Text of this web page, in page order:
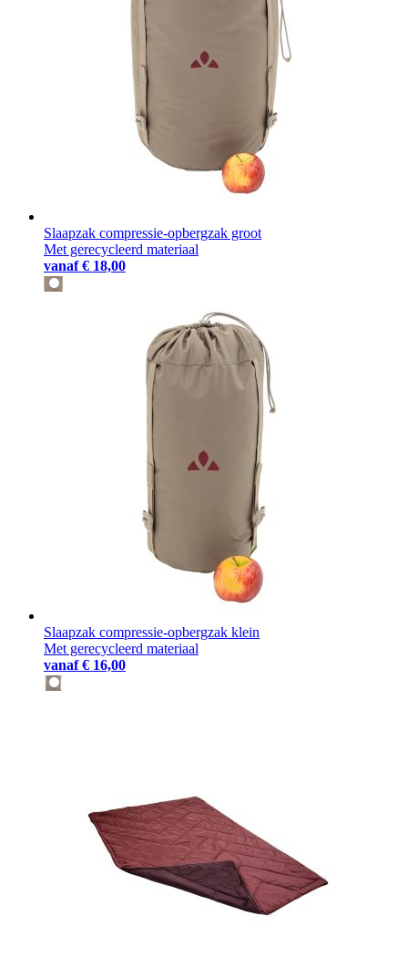
Slaapzak compressie-opbergzak groot
Met gerecycleerd materiaal
vanaf € 18,00
Slaapzak compressie-opbergzak klein
Met gerecycleerd materiaal
vanaf € 16,00